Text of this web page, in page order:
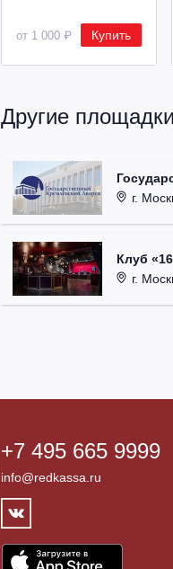
от 1 000 ₽ Купить
Другие площадки
г.
Клуб
г.
+7 495 665 9999
info@redkassa.ru